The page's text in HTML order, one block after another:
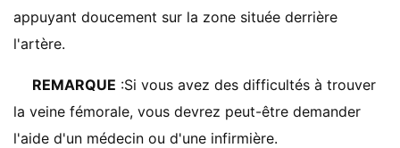
appuyant doucement sur la zone située derrière
l'artère.
REMARQUE :Si vous avez des difficultés à trouver
la veine fémorale, vous devrez peut-être demander
l'aide d'un médecin ou d'une infirmière.